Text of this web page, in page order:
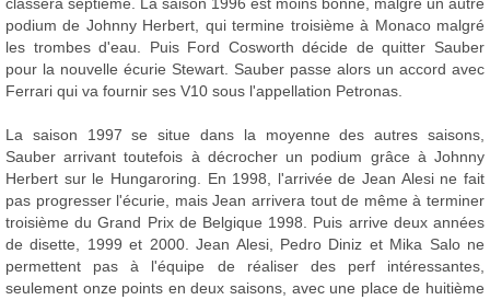
podium de Johnny Herbert, qui termine troisième à Monaco malgré
les trombes d'eau. Puis Ford Cosworth décide de quitter Sauber
pour la nouvelle écurie Stewart. Sauber passe alors un accord avec
Ferrari qui va fournir ses V10 sous l'appellation Petronas.
La saison 1997 se situe dans la moyenne des autres saisons,
Sauber arrivant toutefois à décrocher un podium grâce à Johnny
Herbert sur le Hungaroring. En 1998, l'arrivée de Jean Alesi ne fait
pas progresser l'écurie, mais Jean arrivera tout de même à terminer
troisième du Grand Prix de Belgique 1998. Puis arrive deux années
de disette, 1999 et 2000. Jean Alesi, Pedro Diniz et Mika Salo ne
permettent pas à l'équipe de réaliser des perf intéressantes,
seulement onze points en deux saisons, avec une place de huitième